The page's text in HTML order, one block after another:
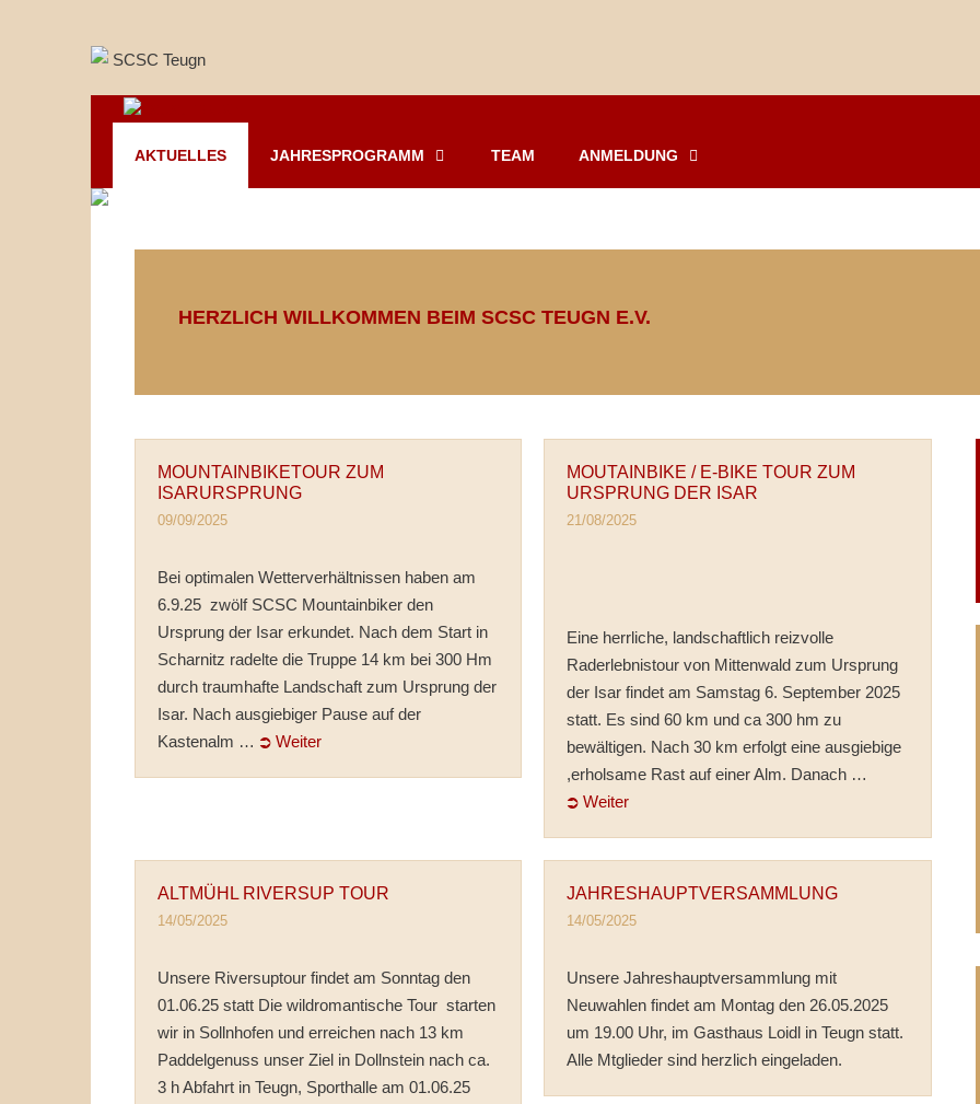
AKTUELLES JAHRESPROGRAMM TEAM ANMELDUNG
HERZLICH WILLKOMMEN BEIM SCSC TEUGN E.V.
MOUNTAINBIKETOUR ZUM
ISARURSPRUNG
09/09/2025
Bei optimalen Wetterverhältnissen haben am
6.9.25 zwölf SCSC Mountainbiker den
Ursprung der Isar erkundet. Nach dem Start in
Scharnitz radelte die Truppe 14 km bei 300 Hm
durch traumhafte Landschaft zum Ursprung der
Isar. Nach ausgiebiger Pause auf der
Kastenalm … ⮊ Weiter
MOUTAINBIKE / E-BIKE TOUR ZUM
URSPRUNG DER ISAR
21/08/2025
Eine herrliche, landschaftlich reizvolle
Raderlebnistour von Mittenwald zum Ursprung
der Isar findet am Samstag 6. September 2025
statt. Es sind 60 km und ca 300 hm zu
bewältigen. Nach 30 km erfolgt eine ausgiebige
,erholsame Rast auf einer Alm. Danach …
⮊ Weiter
ALTMÜHL RIVERSUP TOUR
14/05/2025
Unsere Riversuptour findet am Sonntag den
01.06.25 statt Die wildromantische Tour starten
wir in Sollnhofen und erreichen nach 13 km
Paddelgenuss unser Ziel in Dollnstein nach ca.
3 h Abfahrt in Teugn, Sporthalle am 01.06.25
JAHRESHAUPTVERSAMMLUNG
14/05/2025
Unsere Jahreshauptversammlung mit
Neuwahlen findet am Montag den 26.05.2025
um 19.00 Uhr, im Gasthaus Loidl in Teugn statt.
Alle Mtglieder sind herzlich eingeladen.